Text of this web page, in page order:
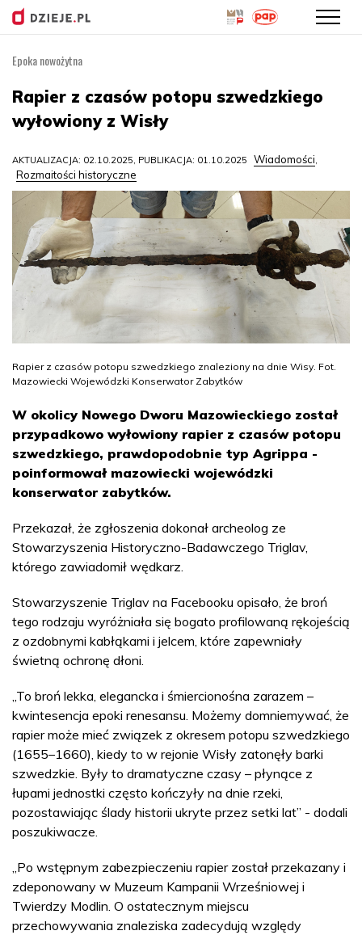
treści
Epoka nowożytna
Rapier z czasów potopu szwedzkiego
wyłowiony z Wisły
AKTUALIZACJA: 02.10.2025, PUBLIKACJA: 01.10.2025 Wiadomości,
Rozmaitości historyczne
Rapier z czasów potopu szwedzkiego znaleziony na dnie Wisy. Fot.
Mazowiecki Wojewódzki Konserwator Zabytków
W okolicy Nowego Dworu Mazowieckiego został
przypadkowo wyłowiony rapier z czasów potopu
szwedzkiego, prawdopodobnie typ Agrippa -
poinformował mazowiecki wojewódzki
konserwator zabytków.
Przekazał, że zgłoszenia dokonał archeolog ze
Stowarzyszenia Historyczno-Badawczego Triglav,
którego zawiadomił wędkarz.
Stowarzyszenie Triglav na Facebooku opisało, że broń
tego rodzaju wyróżniała się bogato profilowaną rękojeścią
z ozdobnymi kabłąkami i jelcem, które zapewniały
świetną ochronę dłoni.
„To broń lekka, elegancka i śmiercionośna zarazem –
kwintesencja epoki renesansu. Możemy domniemywać, że
rapier może mieć związek z okresem potopu szwedzkiego
(1655–1660), kiedy to w rejonie Wisły zatonęły barki
szwedzkie. Były to dramatyczne czasy – płynące z
łupami jednostki często kończyły na dnie rzeki,
pozostawiając ślady historii ukryte przez setki lat” - dodali
poszukiwacze.
„Po wstępnym zabezpieczeniu rapier został przekazany i
zdeponowany w Muzeum Kampanii Wrześniowej i
Twierdzy Modlin. O ostatecznym miejscu
przechowywania znaleziska zadecydują względy